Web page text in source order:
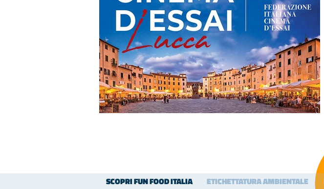
SCOPRI FUN FOOD ITALIA ETICHETTATURA AMBIENTALE